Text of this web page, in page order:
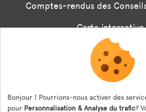
Comptes-rendus des
Carte interactive
Associations
Formulaire panneaux
Les menus de la
Bonjour ! Pourrions-nous activer des
pour Personnalisation & Analyse du trafic?